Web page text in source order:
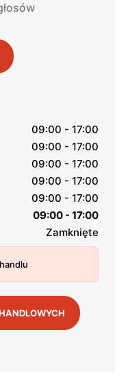
09:00 - 17:00
09:00 - 17:00
09:00 - 17:00
09:00 - 17:00
09:00 - 17:00
09:00 - 17:00
Zamknięte